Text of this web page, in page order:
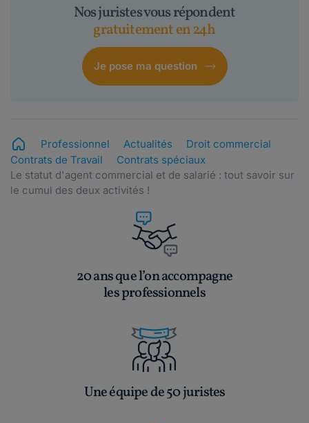
Nos juristes vous répondent
gratuitement en 24h
Je pose ma question
Professionnel Actualités
Droit commercial
Contrats de Travail
Contrats spéciaux
Le statut d'agent commercial et de salarié : tout savoir sur
le cumul des deux activités !
20 ans que l’on accompagne
les professionnels
Une équipe de 50 juristes